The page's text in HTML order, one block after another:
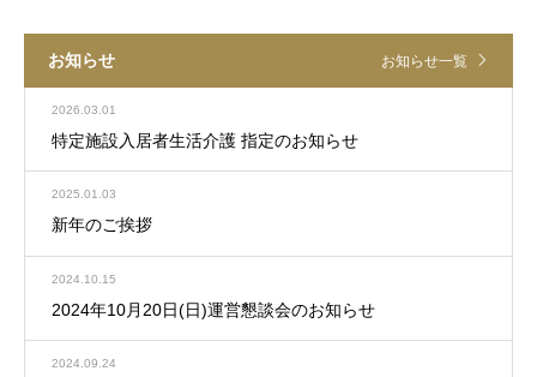
お知らせ お知らせ一覧
2026.03.01
特定施設入居者生活介護 指定のお知らせ
2025.01.03
新年のご挨拶
2024.10.15
2024年10月20日(日)運営懇談会のお知らせ
2024.09.24